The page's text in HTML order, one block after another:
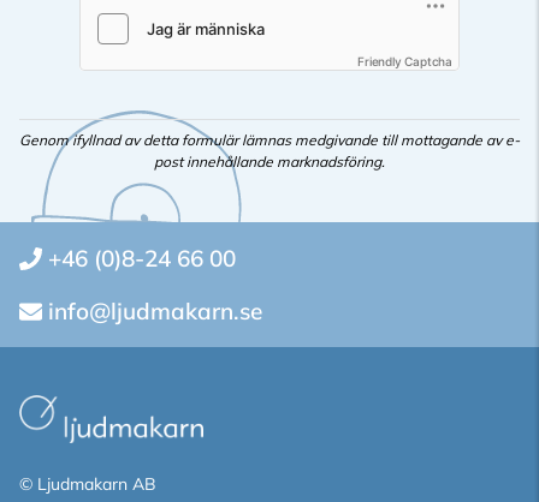
Friendly Captcha
Genom ifyllnad av detta formulär lämnas medgivande till mottagande av e-
post innehållande marknadsföring.
+46 (0)8-24 66 00
info@ljudmakarn.se
© Ljudmakarn AB